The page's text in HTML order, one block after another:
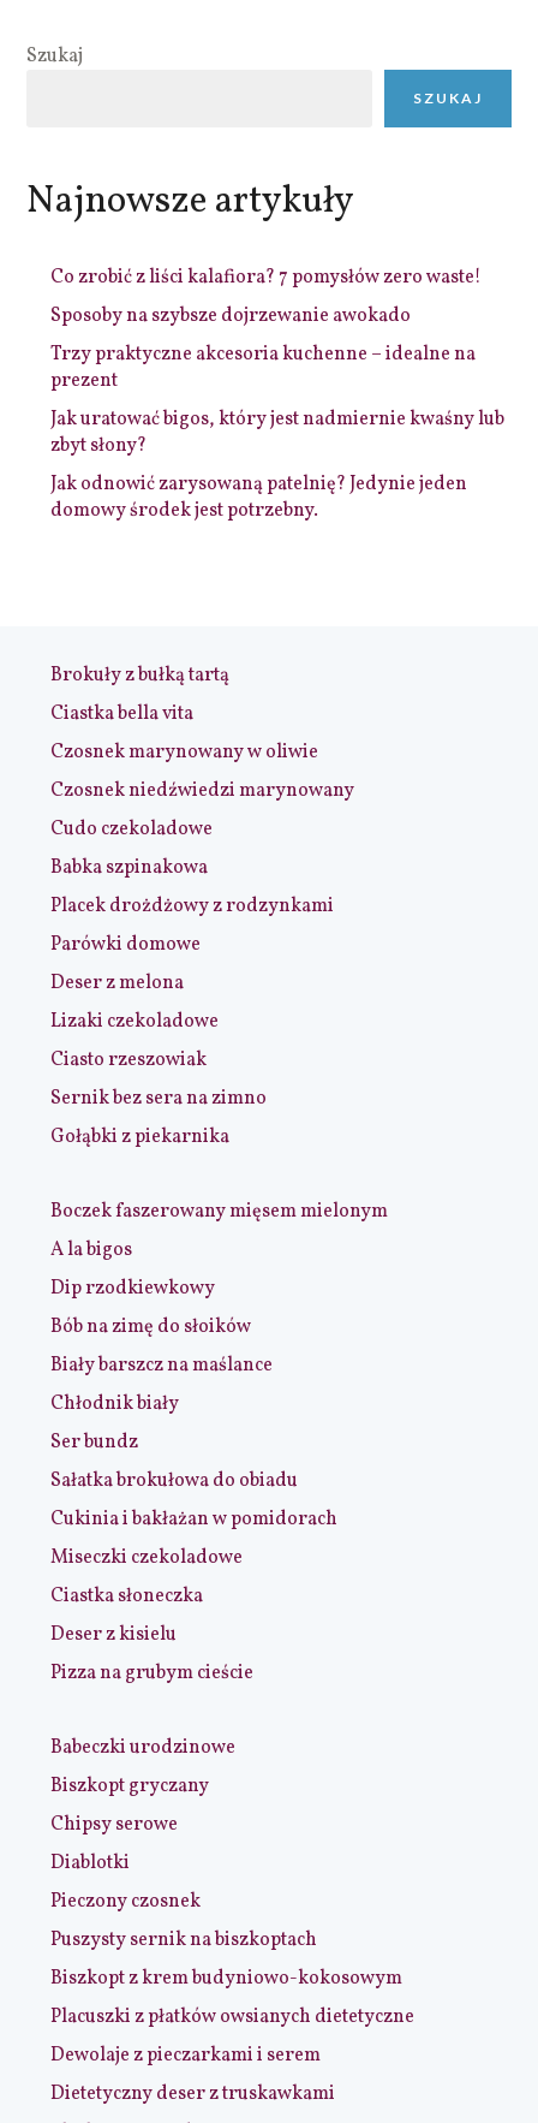
Szukaj
SZUKAJ
Najnowsze artykuły
Co zrobić z liści kalafiora? 7 pomysłów zero waste!
Sposoby na szybsze dojrzewanie awokado
Trzy praktyczne akcesoria kuchenne – idealne na
prezent
Jak uratować bigos, który jest nadmiernie kwaśny lub
zbyt słony?
Jak odnowić zarysowaną patelnię? Jedynie jeden
domowy środek jest potrzebny.
Brokuły z bułką tartą
Ciastka bella vita
Czosnek marynowany w oliwie
Czosnek niedźwiedzi marynowany
Cudo czekoladowe
Babka szpinakowa
Placek drożdżowy z rodzynkami
Parówki domowe
Deser z melona
Lizaki czekoladowe
Ciasto rzeszowiak
Sernik bez sera na zimno
Gołąbki z piekarnika
Boczek faszerowany mięsem mielonym
A la bigos
Dip rzodkiewkowy
Bób na zimę do słoików
Biały barszcz na maślance
Chłodnik biały
Ser bundz
Sałatka brokułowa do obiadu
Cukinia i bakłażan w pomidorach
Miseczki czekoladowe
Ciastka słoneczka
Deser z kisielu
Pizza na grubym cieście
Babeczki urodzinowe
Biszkopt gryczany
Chipsy serowe
Diablotki
Pieczony czosnek
Puszysty sernik na biszkoptach
Biszkopt z krem budyniowo-kokosowym
Placuszki z płatków owsianych dietetyczne
Dewolaje z pieczarkami i serem
Dietetyczny deser z truskawkami